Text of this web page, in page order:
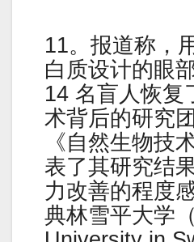
11。报道称，
白质设计的眼
14 名盲人恢复
术背后的研究
《自然生物技
表了其研究结
力改善的程度
典林雪平大学